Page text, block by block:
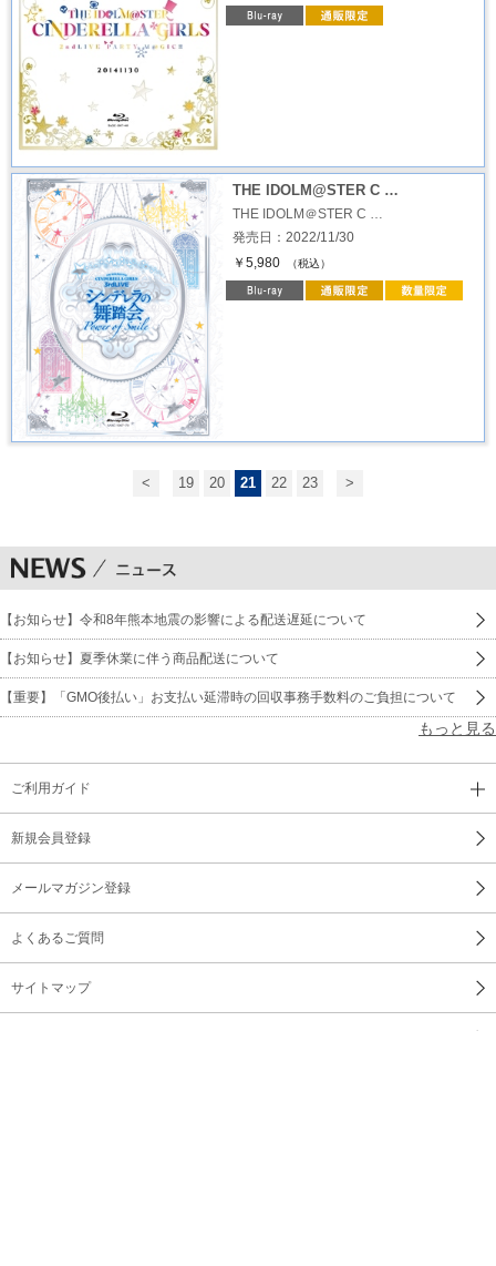
THE IDOLM@STER C …
THE IDOLM＠STER C …
発売日：2022/11/30
￥5,980
（税込）
< 19 20 21 22 23 >
【お知らせ】令和8年熊本地震の影響による配送遅延について
【お知らせ】夏季休業に伴う商品配送について
【重要】「GMO後払い」お支払い延滞時の回収事務手数料のご負担について
もっと見る
ご利用ガイド
新規会員登録
メールマガジン登録
よくあるご質問
サイトマップ